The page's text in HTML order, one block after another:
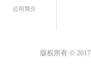
公司简介
版权所有 ©